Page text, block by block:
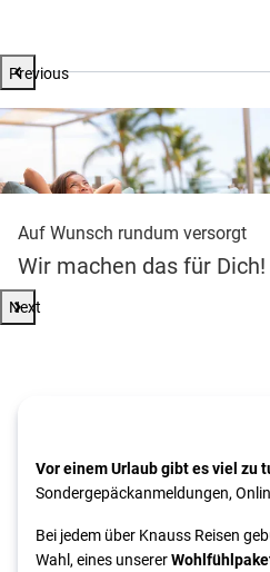
Previous
Auf Wunsch rundum versorgt
Wir machen das für Dich!
Next
Vor einem Urlaub gibt es viel zu
Sondergepäckanmeldungen,
Bei jedem über Knauss Reisen
Wahl, eines unserer